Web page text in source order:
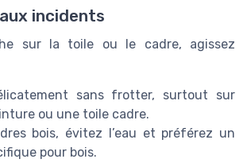
incidents
sur la toile ou le cadre, agissez
sans frotter, surtout sur
ou une toile cadre.
bois, évitez l’eau et préférez un
pour bois.